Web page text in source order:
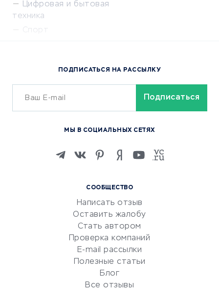
Цифровая и бытовая
техника
Спорт
Сервисы доставки
ОБУЧЕНИЕ И РАБОТА
Изучение иностранных
Маркетинг и продажи
Репетиторство
Красота и здоровье
Сервисы по поиску работы
Сетевой маркетинг
УСЛУГИ ДЛЯ БИЗНЕСА
СООБЩЕСТВО
Написать отзыв
Оставить жалобу
Стать автором
Проверка компаний
E-mail рассылки
Полезные статьи
Блог
Все отзывы
ПОДПИСАТЬСЯ НА РАССЫЛКУ
МЫ В СОЦИАЛЬНЫХ СЕТЯХ